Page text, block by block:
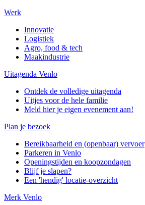
Werk
Innovatie
Logistiek
Agro, food & tech
Maakindustrie
Uitagenda Venlo
Ontdek de volledige uitagenda
Uitjes voor de hele familie
Meld hier je eigen evenement aan!
Plan je bezoek
Bereikbaarheid en (openbaar) vervoer
Parkeren in Venlo
Openingstijden en koopzondagen
Blijf je slapen?
Een 'hendig' locatie-overzicht
Merk Venlo